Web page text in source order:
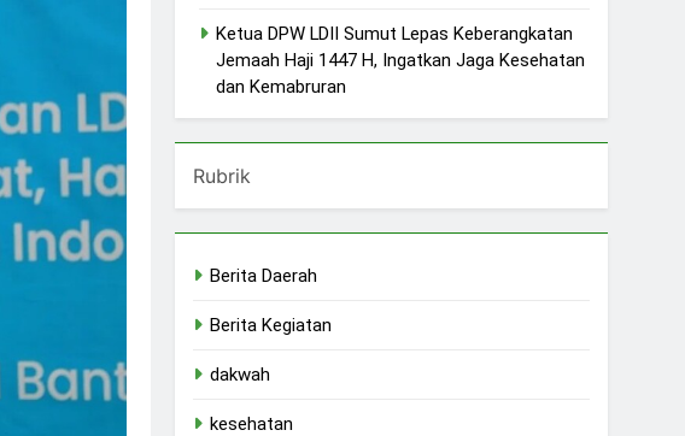
Ketua DPW LDII Sumut Lepas Keberangkatan
Jemaah Haji 1447 H, Ingatkan Jaga Kesehatan
dan Kemabruran
Rubrik
Berita Daerah
Berita Kegiatan
dakwah
kesehatan